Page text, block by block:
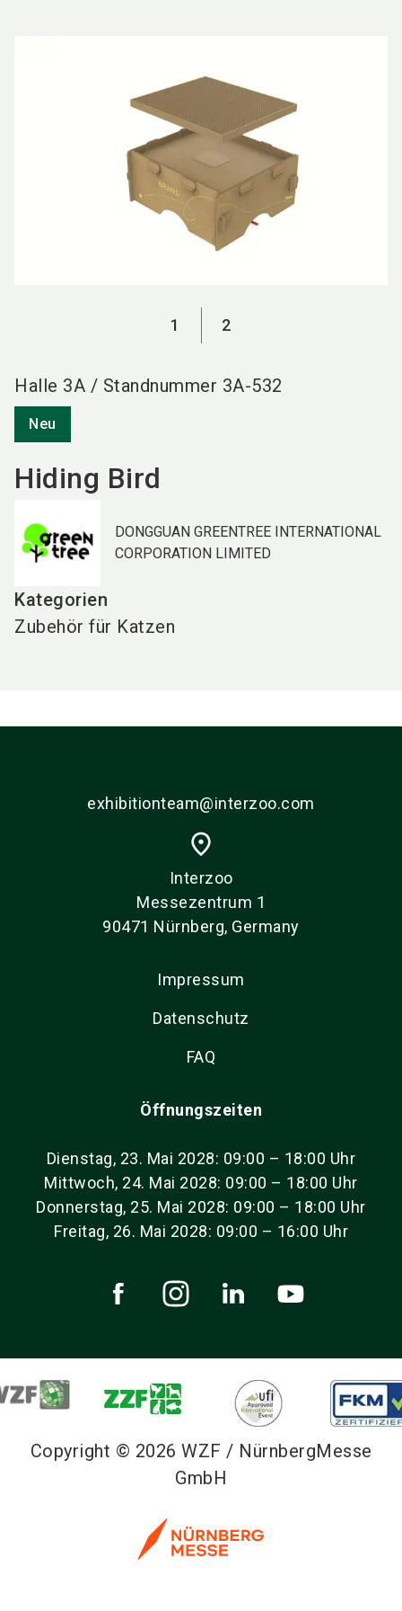
1 2
Halle 3A / Standnummer 3A-532
Neu
Hiding Bird
DONGGUAN GREENTREE INTERNATIONAL
CORPORATION LIMITED
Kategorien
Zubehör für Katzen
exhibitionteam@interzoo.com
place
Interzoo
Messezentrum 1
90471 Nürnberg, Germany
Impressum
Datenschutz
FAQ
Öffnungszeiten
Dienstag, 23. Mai 2028: 09:00 – 18:00 Uhr
Mittwoch, 24. Mai 2028: 09:00 – 18:00 Uhr
Donnerstag, 25. Mai 2028: 09:00 – 18:00 Uhr
Freitag, 26. Mai 2028: 09:00 – 16:00 Uhr
Copyright © 2026 WZF / NürnbergMesse
GmbH